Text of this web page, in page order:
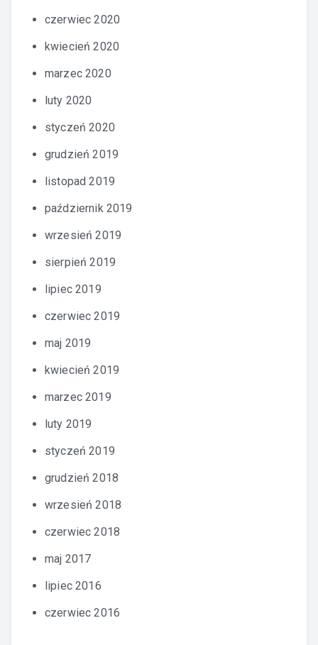
czerwiec 2020
kwiecień 2020
marzec 2020
luty 2020
styczeń 2020
grudzień 2019
listopad 2019
październik 2019
wrzesień 2019
sierpień 2019
lipiec 2019
czerwiec 2019
maj 2019
kwiecień 2019
marzec 2019
luty 2019
styczeń 2019
grudzień 2018
wrzesień 2018
czerwiec 2018
maj 2017
lipiec 2016
czerwiec 2016